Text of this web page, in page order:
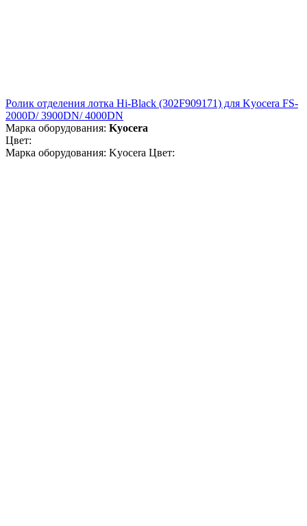
Ролик отделения лотка Hi-Black (302F909171) для Kyocera FS-
2000D/ 3900DN/ 4000DN
Марка оборудования: Kyocera
Цвет:
Марка оборудования: Kyocera Цвет: